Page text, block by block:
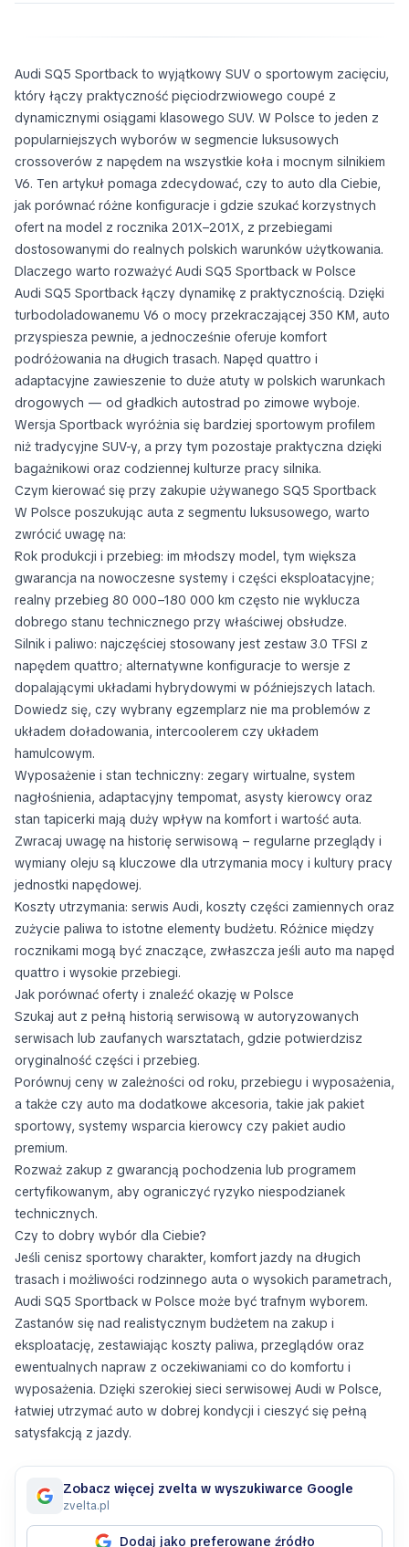
Audi SQ5 Sportback to wyjątkowy SUV o sportowym zacięciu,
który łączy praktyczność pięciodrzwiowego coupé z
dynamicznymi osiągami klasowego SUV. W Polsce to jeden z
popularniejszych wyborów w segmencie luksusowych
crossoverów z napędem na wszystkie koła i mocnym silnikiem
V6. Ten artykuł pomaga zdecydować, czy to auto dla Ciebie,
jak porównać różne konfiguracje i gdzie szukać korzystnych
ofert na model z rocznika 201X–201X, z przebiegami
dostosowanymi do realnych polskich warunków użytkowania.
Dlaczego warto rozważyć Audi SQ5 Sportback w Polsce
Audi SQ5 Sportback łączy dynamikę z praktycznością. Dzięki
turbodoladowanemu V6 o mocy przekraczającej 350 KM, auto
przyspiesza pewnie, a jednocześnie oferuje komfort
podróżowania na długich trasach. Napęd quattro i
adaptacyjne zawieszenie to duże atuty w polskich warunkach
drogowych — od gładkich autostrad po zimowe wyboje.
Wersja Sportback wyróżnia się bardziej sportowym profilem
niż tradycyjne SUV-y, a przy tym pozostaje praktyczna dzięki
bagażnikowi oraz codziennej kulturze pracy silnika.
Czym kierować się przy zakupie używanego SQ5 Sportback
W Polsce poszukując auta z segmentu luksusowego, warto
zwrócić uwagę na:
Rok produkcji i przebieg: im młodszy model, tym większa
gwarancja na nowoczesne systemy i części eksploatacyjne;
realny przebieg 80 000–180 000 km często nie wyklucza
dobrego stanu technicznego przy właściwej obsłudze.
Silnik i paliwo: najczęściej stosowany jest zestaw 3.0 TFSI z
napędem quattro; alternatywne konfiguracje to wersje z
dopalającymi układami hybrydowymi w późniejszych latach.
Dowiedz się, czy wybrany egzemplarz nie ma problemów z
układem doładowania, intercoolerem czy układem
hamulcowym.
Wyposażenie i stan techniczny: zegary wirtualne, system
nagłośnienia, adaptacyjny tempomat, asysty kierowcy oraz
stan tapicerki mają duży wpływ na komfort i wartość auta.
Zwracaj uwagę na historię serwisową – regularne przeglądy i
wymiany oleju są kluczowe dla utrzymania mocy i kultury pracy
jednostki napędowej.
Koszty utrzymania: serwis Audi, koszty części zamiennych oraz
zużycie paliwa to istotne elementy budżetu. Różnice między
rocznikami mogą być znaczące, zwłaszcza jeśli auto ma napęd
quattro i wysokie przebiegi.
Jak porównać oferty i znaleźć okazję w Polsce
Szukaj aut z pełną historią serwisową w autoryzowanych
serwisach lub zaufanych warsztatach, gdzie potwierdzisz
oryginalność części i przebieg.
Porównuj ceny w zależności od roku, przebiegu i wyposażenia,
a także czy auto ma dodatkowe akcesoria, takie jak pakiet
sportowy, systemy wsparcia kierowcy czy pakiet audio
premium.
Rozważ zakup z gwarancją pochodzenia lub programem
certyfikowanym, aby ograniczyć ryzyko niespodzianek
technicznych.
Czy to dobry wybór dla Ciebie?
Jeśli cenisz sportowy charakter, komfort jazdy na długich
trasach i możliwości rodzinnego auta o wysokich parametrach,
Audi SQ5 Sportback w Polsce może być trafnym wyborem.
Zastanów się nad realistycznym budżetem na zakup i
eksploatację, zestawiając koszty paliwa, przeglądów oraz
ewentualnych napraw z oczekiwaniami co do komfortu i
wyposażenia. Dzięki szerokiej sieci serwisowej Audi w Polsce,
łatwiej utrzymać auto w dobrej kondycji i cieszyć się pełną
satysfakcją z jazdy.
Zobacz więcej zvelta w wyszukiwarce Google
zvelta.pl
Dodaj jako preferowane źródło